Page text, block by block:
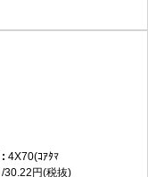
4X70(ｺｱﾀﾏ
30.22円(税抜)